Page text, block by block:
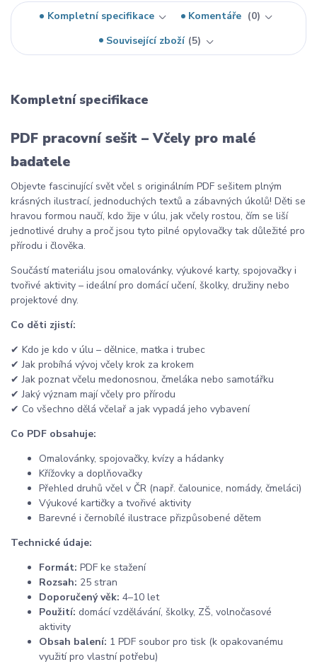
Kompletní specifikace Komentáře
0
Související zboží 5
Kompletní specifikace
PDF pracovní sešit – Včely pro malé
badatele
Objevte fascinující svět včel s originálním PDF sešitem plným
krásných ilustrací, jednoduchých textů a zábavných úkolů! Děti se
hravou formou naučí, kdo žije v úlu, jak včely rostou, čím se liší
jednotlivé druhy a proč jsou tyto pilné opylovačky tak důležité pro
přírodu i člověka.
Součástí materiálu jsou omalovánky, výukové karty, spojovačky i
tvořivé aktivity – ideální pro domácí učení, školky, družiny nebo
projektové dny.
Co děti zjistí:
✔ Kdo je kdo v úlu – dělnice, matka i trubec
✔ Jak probíhá vývoj včely krok za krokem
✔ Jak poznat včelu medonosnou, čmeláka nebo samotářku
✔ Jaký význam mají včely pro přírodu
✔ Co všechno dělá včelař a jak vypadá jeho vybavení
Co PDF obsahuje:
Omalovánky, spojovačky, kvízy a hádanky
Křížovky a doplňovačky
Přehled druhů včel v ČR (např. čalounice, nomády, čmeláci)
Výukové kartičky a tvořivé aktivity
Barevné i černobílé ilustrace přizpůsobené dětem
Technické údaje:
Formát: PDF ke stažení
Rozsah: 25 stran
Doporučený věk: 4–10 let
Použití: domácí vzdělávání, školky, ZŠ, volnočasové
aktivity
Obsah balení: 1 PDF soubor pro tisk (k opakovanému
využití pro vlastní potřebu)